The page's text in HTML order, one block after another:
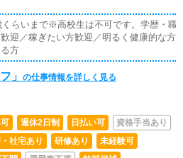
案など自社のオフィシャルサイトや各種
サイトの更新業務やメールマガジンの配
わっていただきます。まずは店舗内で営
どを知る必要がございますので店舗スタ
ートとなりますが、将来的にはWEB戦
して活躍していただきます。----------------
業務など基本的には店舗スタッフとし
策、外国のお客様から問い合わせや受付
ていただきます。また、ネット講師にゃ
章作成・確認などにも携わっていただ
くらいまで※高校生は不可です。学歴・職
迎／稼ぎたい方歓迎／明るく健康的な方
方
」 の仕事情報を詳しく見る
週休2日制 日払い可
資格手当あり
社宅あり 研修あり
未経験可